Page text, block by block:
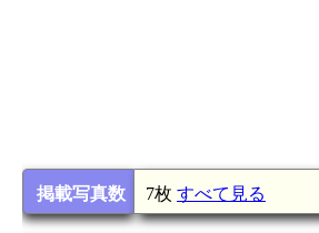
掲載写真数 7枚 すべて見る